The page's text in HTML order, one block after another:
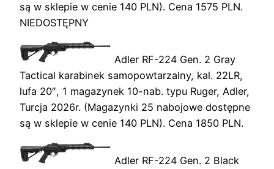
są w sklepie w cenie 140 PLN). Cena 1575 PLN.
NIEDOSTĘPNY
Adler RF-224 Gen. 2 Gray
Tactical karabinek samopowtarzalny, kal. 22LR,
lufa 20″, 1 magazynek 10-nab. typu Ruger, Adler,
Turcja 2026r. (Magazynki 25 nabojowe dostępne
są w sklepie w cenie 140 PLN). Cena 1850 PLN.
Adler RF-224 Gen. 2 Black